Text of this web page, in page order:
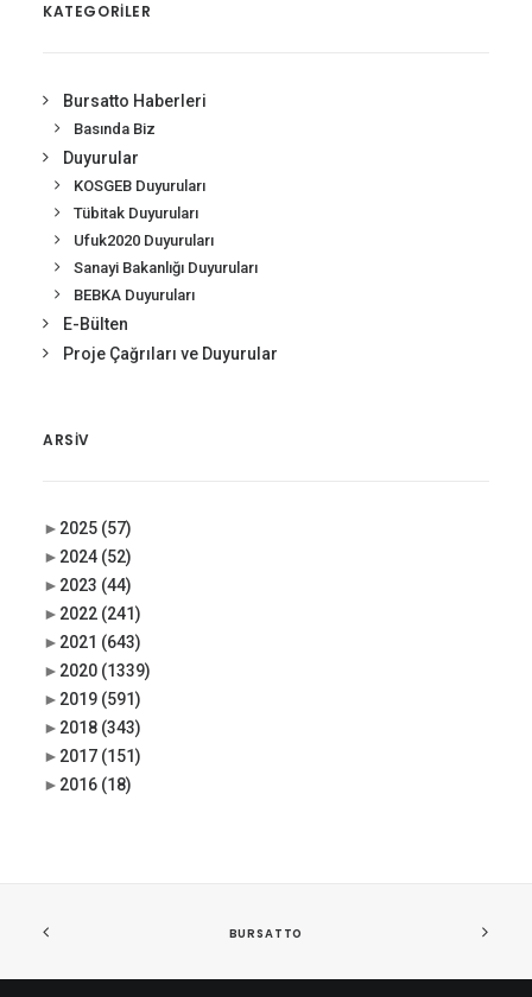
KATEGORİLER
Bursatto Haberleri
Basında Biz
Duyurular
KOSGEB Duyuruları
Tübitak Duyuruları
Ufuk2020 Duyuruları
Sanayi Bakanlığı Duyuruları
BEBKA Duyuruları
E-Bülten
Proje Çağrıları ve Duyurular
ARSIV
► 2025 (57)
► 2024 (52)
► 2023 (44)
► 2022 (241)
► 2021 (643)
► 2020 (1339)
► 2019 (591)
► 2018 (343)
► 2017 (151)
► 2016 (18)
BURSATTO